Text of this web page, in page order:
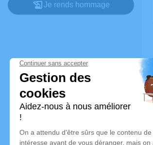
Je rends hommage